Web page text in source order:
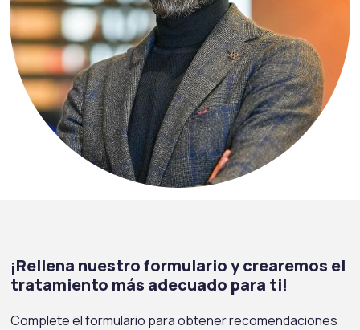
¡Rellena nuestro formulario y crearemos el
tratamiento más adecuado para ti!
Complete el formulario para obtener recomendaciones